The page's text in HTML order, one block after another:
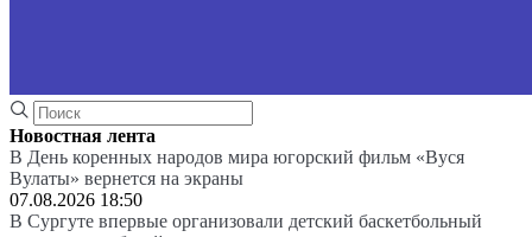
Новостная лента
В День коренных народов мира югорский фильм «Вуся
Вулаты» вернется на экраны
07.08.2026 18:50
В Сургуте впервые организовали детский баскетбольный